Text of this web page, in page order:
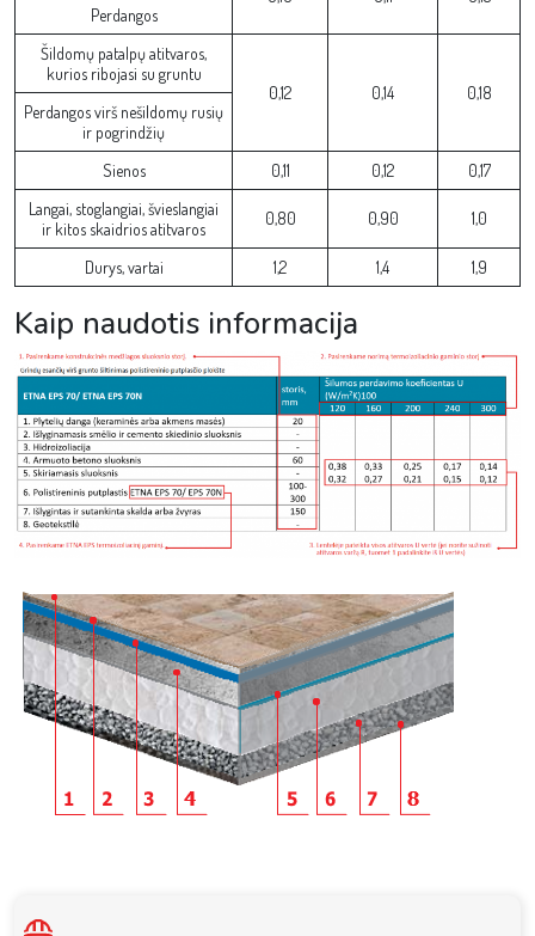
Perdangos
Šildomų patalpų atitvaros,
kurios ribojasi su gruntu
0,12
0,14
0,18
Perdangos virš nešildomų rusių
ir pogrindžių
Sienos
0,11 0,12
0,17
Langai, stoglangiai, švieslangiai
ir kitos skaidrios atitvaros
0,80 0,90 1,0
Durys, vartai 1,2 1,4 1,9
Kaip naudotis informacija